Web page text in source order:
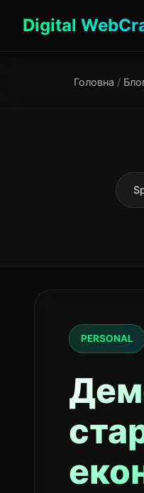
Digital
Головна /
PERSONAL